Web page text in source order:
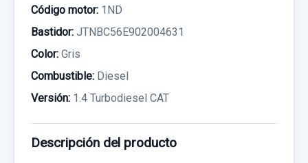
Código motor: 1ND
Bastidor: JTNBC56E902004631
Color: Gris
Combustible: Diesel
Versión: 1.4 Turbodiesel CAT
Descripción del producto